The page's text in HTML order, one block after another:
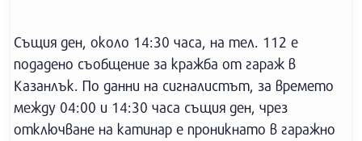
Същия ден, около 14:30 часа, на тел. 112 е
подадено съобщение за кражба от гараж в
Казанлък. По данни на сигналистът, за времето
между 04:00 и 14:30 часа същия ден, чрез
отключване на катинар е проникнато в гаражно